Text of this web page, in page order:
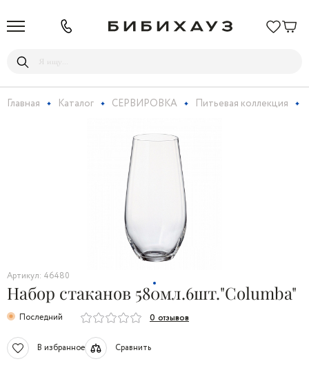
Главная Каталог СЕРВИРОВКА Питьевая коллекция
Артикул: 46480
Набор стаканов 580мл.6шт."Columba"
Последний 0 отзывов
В избранное Сравнить